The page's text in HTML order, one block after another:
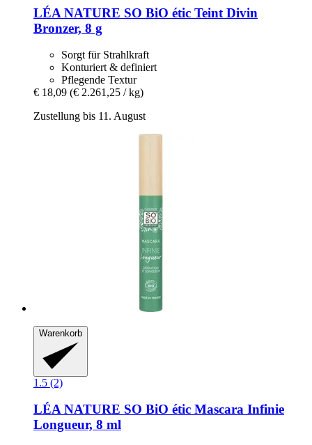
LÉA NATURE SO BiO étic Teint Divin
Bronzer, 8 g
Sorgt für Strahlkraft
Konturiert & definiert
Pflegende Textur
€ 18,09 (€ 2.261,25 / kg)
Zustellung bis 11. August
Warenkorb
1.5 (2)
LÉA NATURE SO BiO étic Mascara Infinie
Longueur, 8 ml